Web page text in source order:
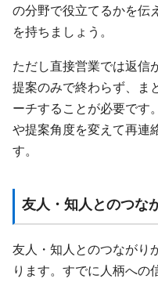
の分野で役立てるかを伝
を持ちましょう。
ただし直接営業では返信
提案のみで終わらず、ま
ーチすることが必要です
や提案角度を変えて再連
す。
友人・知人とのつな
友人・知人とのつながり
ります。すでに人柄への